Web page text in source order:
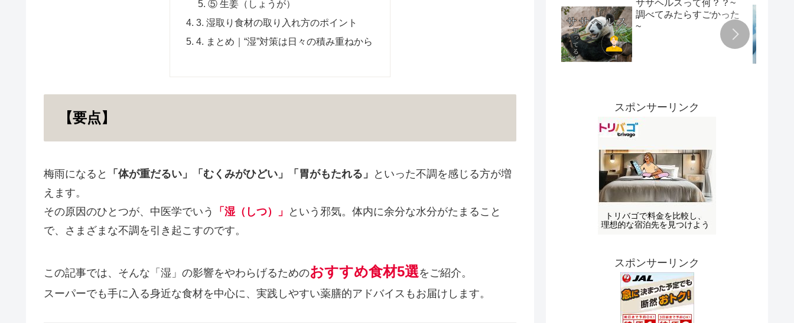
⑤ 生姜（しょうが）
3. 湿取り食材の取り入れ方のポイント
4. まとめ｜“湿”対策は日々の積み重ねから
【要点】
梅雨になると 「体が重だるい」「むくみがひどい」「胃がもたれる」
といった不調を感じる方が増
えます。
その原因のひとつが、中医学でいう
「湿（しつ）」
という邪気。体内に余分な水分がたまること
で、さまざまな不調を引き起こすのです。
この記事では、そんな「湿」の影響をやわらげるためのおすすめ食材5選をご紹介。
スーパーでも手に入る身近な食材を中心に、実践しやすい薬膳的アドバイスもお届けします。
ササヘルスって何？？~
調べてみたらすごかった
~
スポンサーリンク
スポンサーリンク